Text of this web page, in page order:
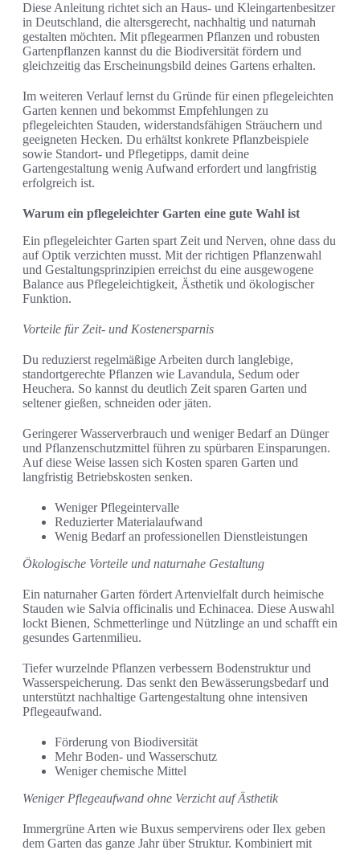
Diese Anleitung richtet sich an Haus- und Kleingartenbesitzer
in Deutschland, die altersgerecht, nachhaltig und naturnah
gestalten möchten. Mit pflegearmen Pflanzen und robusten
Gartenpflanzen kannst du die Biodiversität fördern und
gleichzeitig das Erscheinungsbild deines Gartens erhalten.
Im weiteren Verlauf lernst du Gründe für einen pflegeleichten
Garten kennen und bekommst Empfehlungen zu
pflegeleichten Stauden, widerstandsfähigen Sträuchern und
geeigneten Hecken. Du erhältst konkrete Pflanzbeispiele
sowie Standort- und Pflegetipps, damit deine
Gartengestaltung wenig Aufwand erfordert und langfristig
erfolgreich ist.
Warum ein pflegeleichter Garten eine gute Wahl ist
Ein pflegeleichter Garten spart Zeit und Nerven, ohne dass du
auf Optik verzichten musst. Mit der richtigen Pflanzenwahl
und Gestaltungsprinzipien erreichst du eine ausgewogene
Balance aus Pflegeleichtigkeit, Ästhetik und ökologischer
Funktion.
Vorteile für Zeit- und Kostenersparnis
Du reduzierst regelmäßige Arbeiten durch langlebige,
standortgerechte Pflanzen wie Lavandula, Sedum oder
Heuchera. So kannst du deutlich Zeit sparen Garten und
seltener gießen, schneiden oder jäten.
Geringerer Wasserverbrauch und weniger Bedarf an Dünger
und Pflanzenschutzmittel führen zu spürbaren Einsparungen.
Auf diese Weise lassen sich Kosten sparen Garten und
langfristig Betriebskosten senken.
Weniger Pflegeintervalle
Reduzierter Materialaufwand
Wenig Bedarf an professionellen Dienstleistungen
Ökologische Vorteile und naturnahe Gestaltung
Ein naturnaher Garten fördert Artenvielfalt durch heimische
Stauden wie Salvia officinalis und Echinacea. Diese Auswahl
lockt Bienen, Schmetterlinge und Nützlinge an und schafft ein
gesundes Gartenmilieu.
Tiefer wurzelnde Pflanzen verbessern Bodenstruktur und
Wasserspeicherung. Das senkt den Bewässerungsbedarf und
unterstützt nachhaltige Gartengestaltung ohne intensiven
Pflegeaufwand.
Förderung von Biodiversität
Mehr Boden- und Wasserschutz
Weniger chemische Mittel
Weniger Pflegeaufwand ohne Verzicht auf Ästhetik
Immergrüne Arten wie Buxus sempervirens oder Ilex geben
dem Garten das ganze Jahr über Struktur. Kombiniert mit